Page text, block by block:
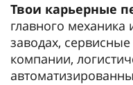
Твои карьерные
главного механика
заводах,
компании,